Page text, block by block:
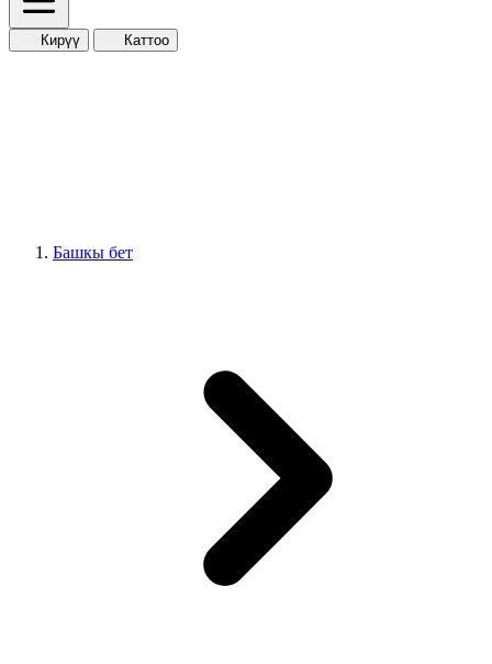
Кирүү Каттоо
Башкы бет